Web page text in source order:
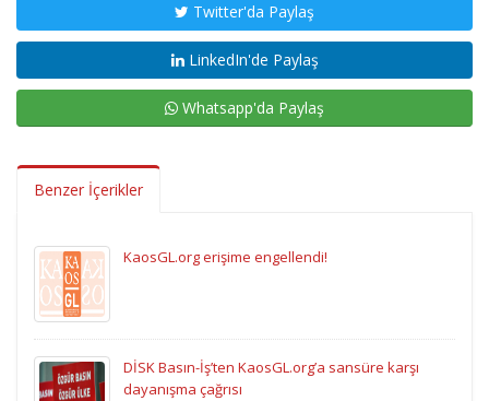
Twitter'da Paylaş
LinkedIn'de Paylaş
Whatsapp'da Paylaş
Benzer İçerikler
KaosGL.org erişime engellendi!
DİSK Basın-İş’ten KaosGL.org’a sansüre karşı
dayanışma çağrısı